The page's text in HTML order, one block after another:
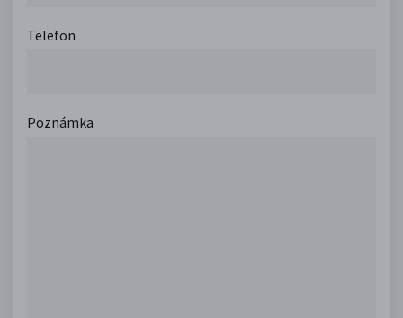
Telefon
Poznámka